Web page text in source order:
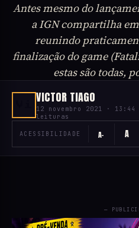
Antes mesmo do
a IGN compartilha
reunindo
finalização do game
estas são todas,
VICTOR TIAGO
12 novembro 2021 ·
leituras
ACESSIBILIDADE A− A
—